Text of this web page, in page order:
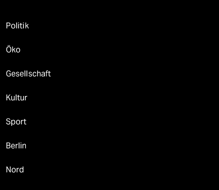
Politik
Öko
Gesellschaft
Kultur
Sport
Berlin
Nord